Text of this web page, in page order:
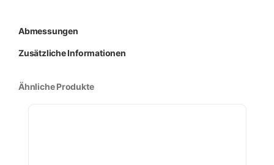
Abmessungen
Zusätzliche Informationen
Ähnliche Produkte